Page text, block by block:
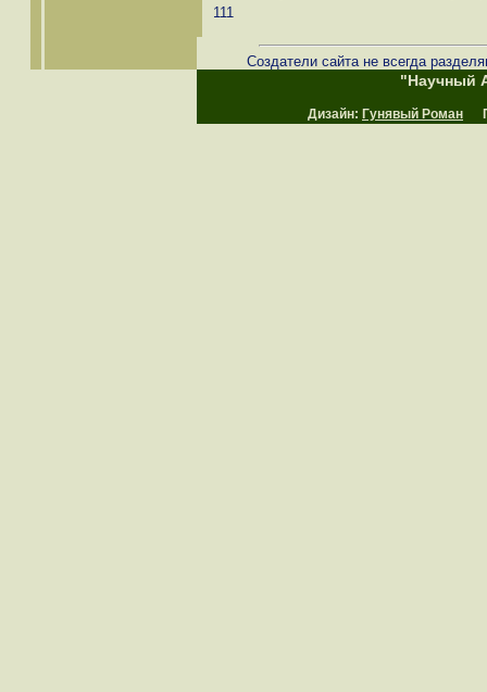
111
Создатели сайта не всегда
"Научный
Дизайн: Гунявый Роман